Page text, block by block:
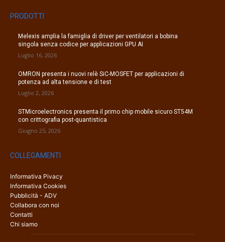
PRODOTTI
Melexis amplia la famiglia di driver per ventilatori a bobina
singola senza codice per applicazioni GPU AI
Luglio 16, 2026
OMRON presenta i nuovi relè SiC-MOSFET per applicazioni di
potenza ad alta tensione e di test
Luglio 2, 2026
STMicroelectronics presenta il primo chip mobile sicuro ST54M
con crittografia post-quantistica
Giugno 25, 2026
COLLEGAMENTI
Informativa Pivacy
Informativa Cookies
Pubblicità - ADV
Collabora con noi
Contatti
Chi siamo